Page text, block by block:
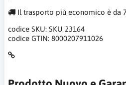
Il trasporto più economico è da
codice SKU: SKU 23164
codice GTIN: 8000207911026